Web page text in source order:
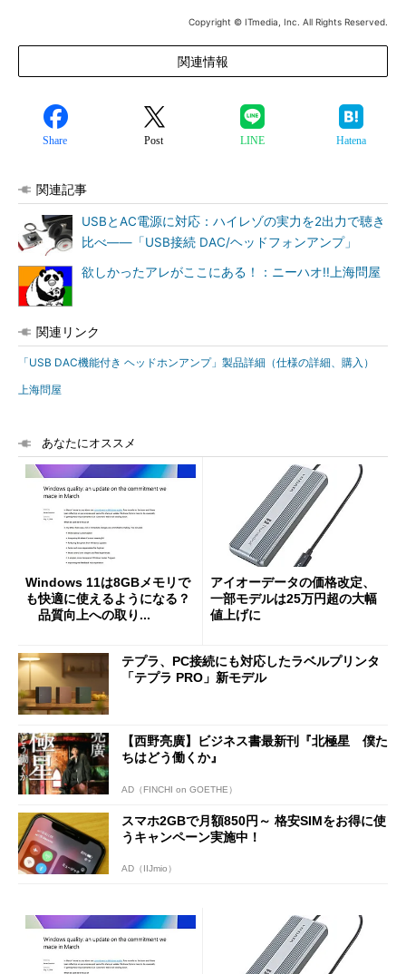
Copyright © ITmedia, Inc. All Rights Reserved.
関連情報
Share Post LINE Hatena
関連記事
USBとAC電源に対応：ハイレゾの実力を2出力で聴き
比べ――「USB接続 DAC/ヘッドフォンアンプ」
欲しかったアレがここにある！：ニーハオ!!上海問屋
関連リンク
「USB DAC機能付き ヘッドホンアンプ」製品詳細（仕様の詳細、購入）
上海問屋
あなたにオススメ
Windows 11は8GBメモリで
も快適に使えるようになる？
品質向上への取り...
アイオーデータの価格改定、
一部モデルは25万円超の大幅
値上げに
テプラ、PC接続にも対応したラベルプリンタ
「テプラ PRO」新モデル
【西野亮廣】ビジネス書最新刊『北極星 僕た
ちはどう働くか』
AD（FINCHI on GOETHE）
スマホ2GBで月額850円～ 格安SIMをお得に使
うキャンペーン実施中！
AD（IIJmio）